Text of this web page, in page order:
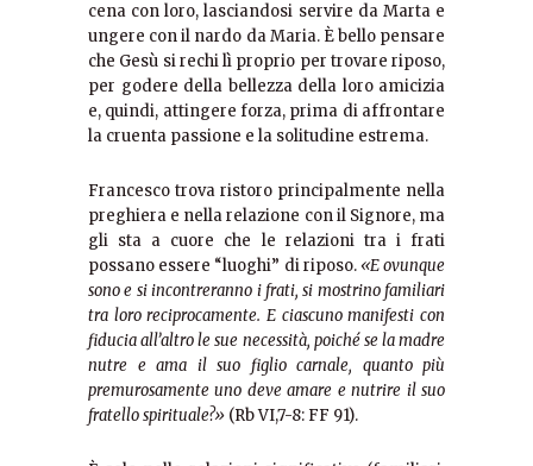
cena con loro, lasciandosi servire da Marta e
ungere con il nardo da Maria. È bello pensare
che Gesù si rechi lì proprio per trovare riposo,
per godere della bellezza della loro amicizia
e, quindi, attingere forza, prima di affrontare
la cruenta passione e la solitudine estrema.
Francesco trova ristoro principalmente nella
preghiera e nella relazione con il Signore, ma
gli sta a cuore che le relazioni tra i frati
possano essere “luoghi” di riposo.«E ovunque
sono e si incontreranno i frati, si mostrino familiari
tra loro reciprocamente. E ciascuno manifesti con
fiducia all’altro le sue necessità, poiché se la madre
nutre e ama il suo figlio carnale, quanto più
premurosamente uno deve amare e nutrire il suo
fratello spirituale?» (Rb VI,7-8: FF 91).